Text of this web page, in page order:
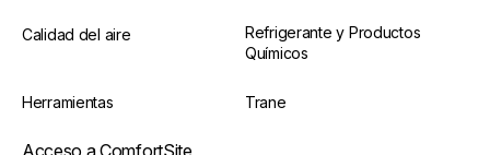
Calidad del aire
Refrigerante y Productos
Químicos
Herramientas Trane
Acceso a ComfortSite